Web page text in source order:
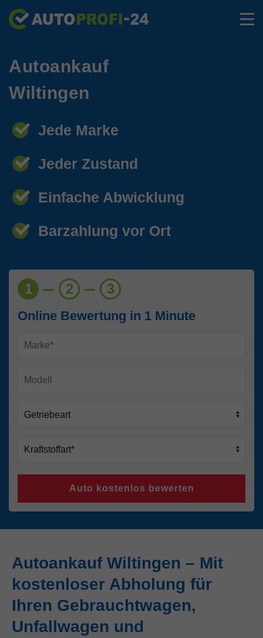
Autoankauf
Wiltingen
Jede Marke
Jeder Zustand
Einfache Abwicklung
Barzahlung vor Ort
1 2 3
Online Bewertung in 1 Minute
Auto kostenlos bewerten
Autoankauf Wiltingen – Mit
kostenloser Abholung für
Ihren Gebrauchtwagen,
Unfallwagen und